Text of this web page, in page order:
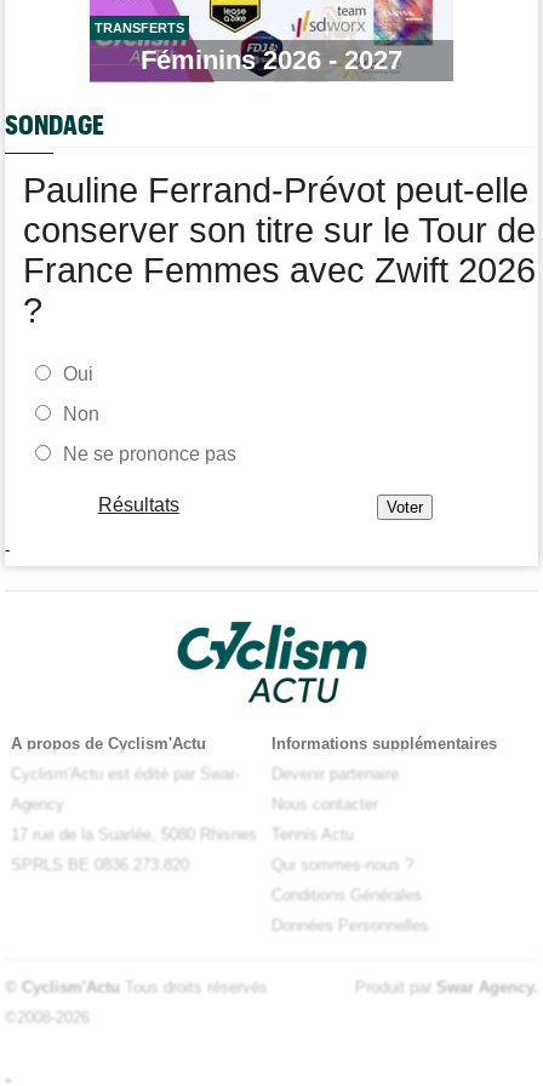
Tour de France Femmes
Lorena Wiebes : "Je dois encore finir la journée de demain"
TRANSFERTS
Féminins 2026 - 2027
SONDAGE
Pauline Ferrand-Prévot peut-elle
conserver son titre sur le Tour de
France Femmes avec Zwift 2026
?
Oui
Non
Ne se prononce pas
Résultats
-
A propos de Cyclism'Actu
Cyclism'Actu est édité par Swar-
Agency
17 rue de la Suarlée, 5080 Rhisnes
SPRLS BE 0836.273.820
Informations supplémentaires
Devenir partenaire
Nous contacter
Tennis Actu
Qui sommes-nous ?
Conditions Générales
Données Personnelles
© Cyclism'Actu Tous droits réservés
©2008-2026
Produit par Swar Agency.
-